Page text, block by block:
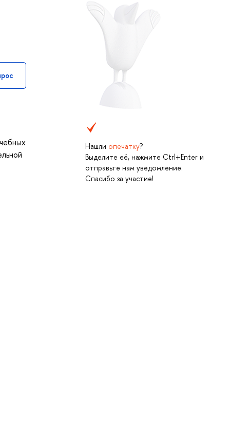
Нашли опечатку?
Выделите её, нажмите Ctrl+Enter и
отправьте нам уведомление.
Спасибо за участие!